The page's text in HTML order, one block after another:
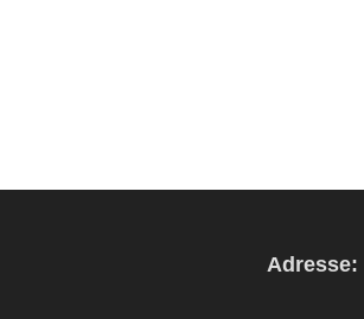
Adresse: